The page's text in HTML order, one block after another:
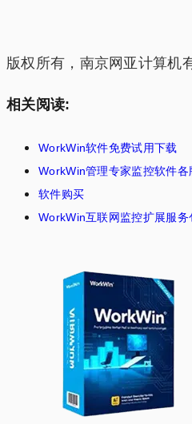
版权所有，南京网亚计算机
相关阅读:
WorkWin软件免费试用下载
WorkWin管理专家监控软件
软件购买
WorkWin互联网监控扩展服